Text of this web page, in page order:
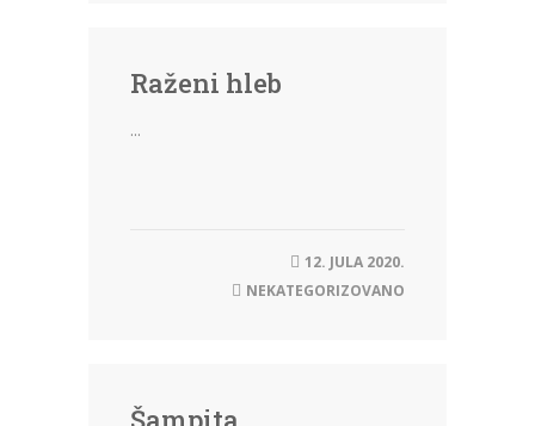
Raženi hleb
...
12. JULA 2020.
NEKATEGORIZOVANO